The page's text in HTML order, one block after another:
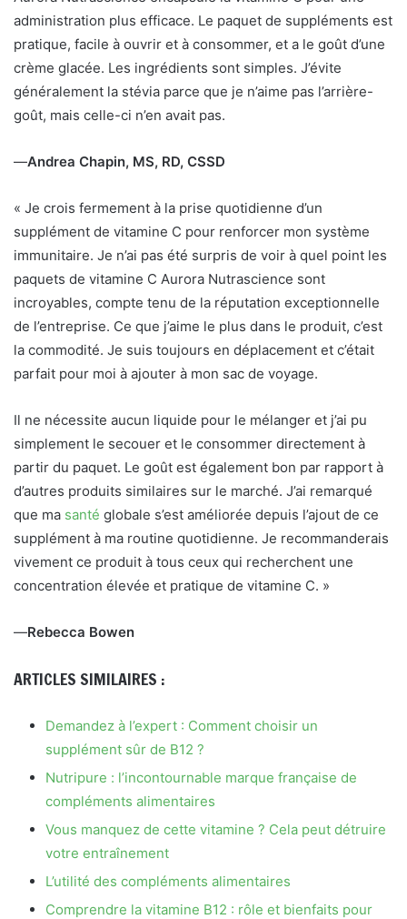
administration plus efficace. Le paquet de suppléments est
pratique, facile à ouvrir et à consommer, et a le goût d’une
crème glacée. Les ingrédients sont simples. J’évite
généralement la stévia parce que je n’aime pas l’arrière-
goût, mais celle-ci n’en avait pas.
—Andrea Chapin, MS, RD, CSSD
« Je crois fermement à la prise quotidienne d’un
supplément de vitamine C pour renforcer mon système
immunitaire. Je n’ai pas été surpris de voir à quel point les
paquets de vitamine C Aurora Nutrascience sont
incroyables, compte tenu de la réputation exceptionnelle
de l’entreprise. Ce que j’aime le plus dans le produit, c’est
la commodité. Je suis toujours en déplacement et c’était
parfait pour moi à ajouter à mon sac de voyage.
Il ne nécessite aucun liquide pour le mélanger et j’ai pu
simplement le secouer et le consommer directement à
partir du paquet. Le goût est également bon par rapport à
d’autres produits similaires sur le marché. J’ai remarqué
que ma santé globale s’est améliorée depuis l’ajout de ce
supplément à ma routine quotidienne. Je recommanderais
vivement ce produit à tous ceux qui recherchent une
concentration élevée et pratique de vitamine C. »
—Rebecca Bowen
ARTICLES SIMILAIRES :
Demandez à l’expert : Comment choisir un
supplément sûr de B12 ?
Nutripure : l’incontournable marque française de
compléments alimentaires
Vous manquez de cette vitamine ? Cela peut détruire
votre entraînement
L’utilité des compléments alimentaires
Comprendre la vitamine B12 : rôle et bienfaits pour